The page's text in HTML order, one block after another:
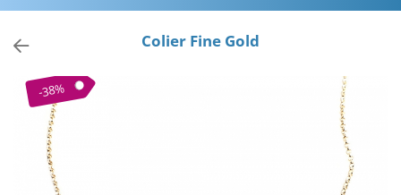
Bratari
Coliere
Brose
Tiare
Destinatari
Bijuterii Femei
Bijuterii Copii
Colier Fine Gold
-38%